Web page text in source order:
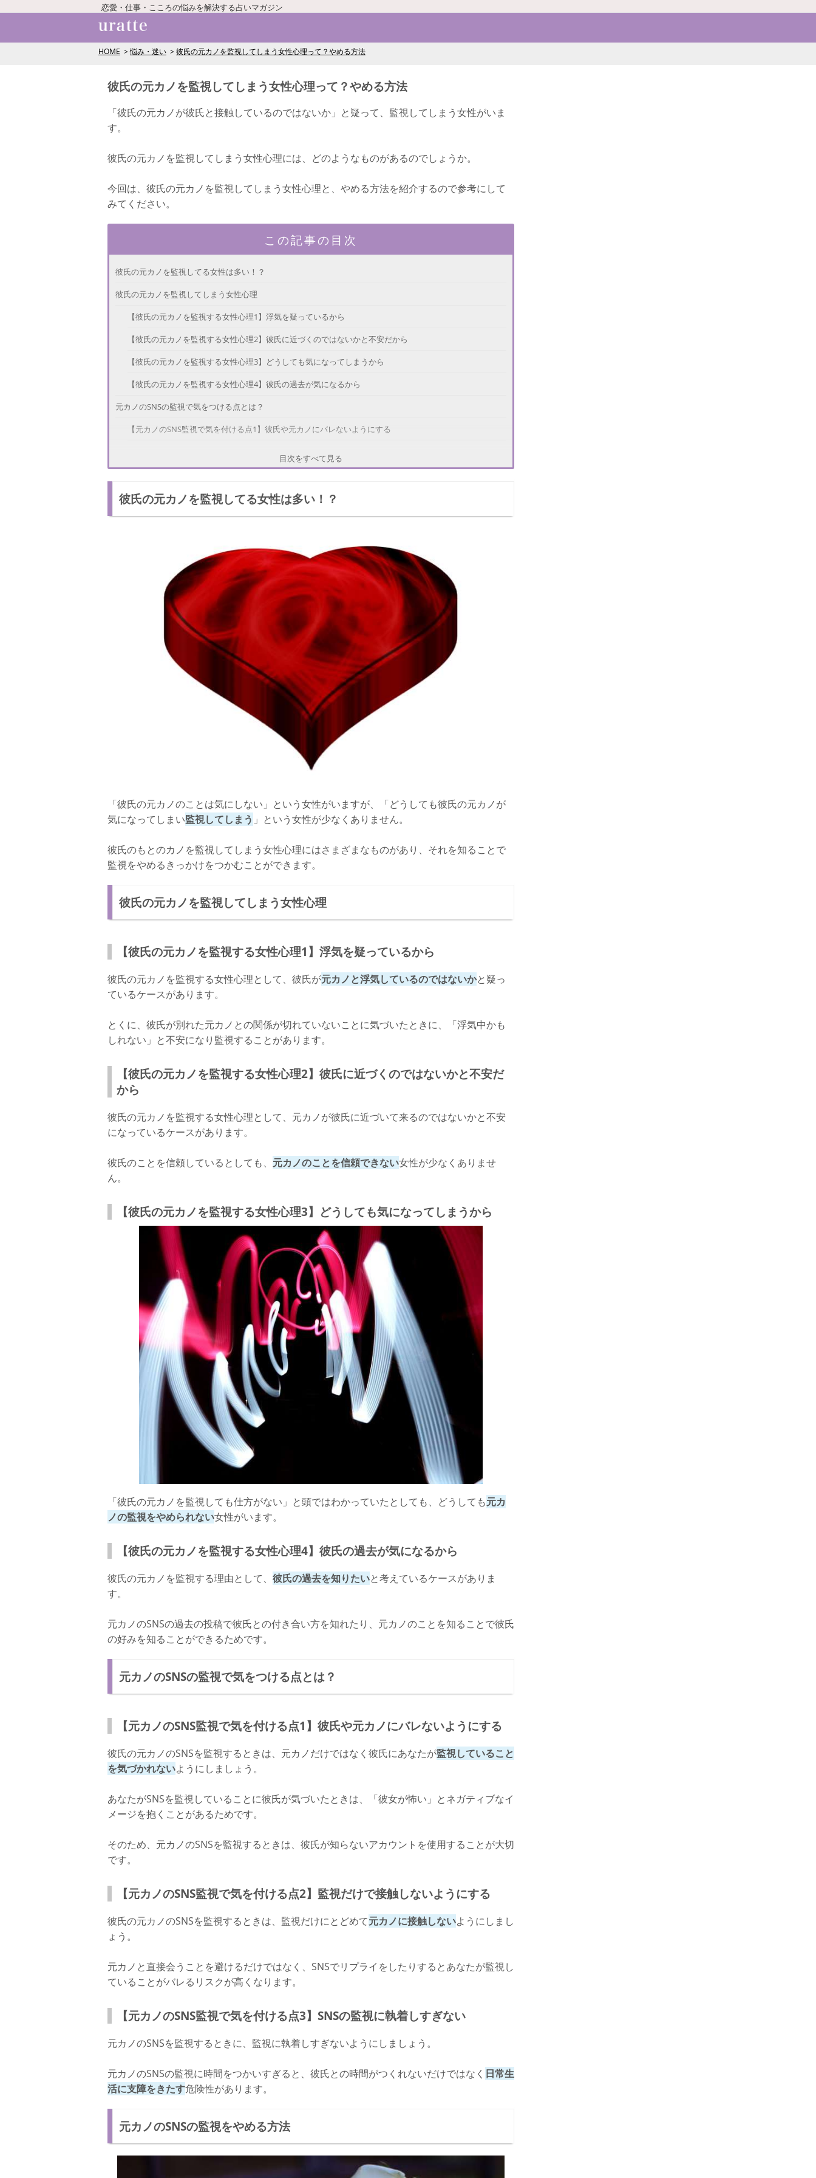
恋愛・仕事・こころの悩みを解決する占いマガジン
HOME 悩み・迷い 彼氏の元カノを監視してしまう女性心理って？やめる方法
彼氏の元カノを監視してしまう女性心理って？やめる方法
「彼氏の元カノが彼氏と接触しているのではないか」と疑って、監視してしまう女性がいま
す。
彼氏の元カノを監視してしまう女性心理には、どのようなものがあるのでしょうか。
今回は、彼氏の元カノを監視してしまう女性心理と、やめる方法を紹介するので参考にして
みてください。
この記事の目次
彼氏の元カノを監視してる女性は多い！？
彼氏の元カノを監視してしまう女性心理
【彼氏の元カノを監視する女性心理1】浮気を疑っているから
【彼氏の元カノを監視する女性心理2】彼氏に近づくのではないかと不安だから
【彼氏の元カノを監視する女性心理3】どうしても気になってしまうから
【彼氏の元カノを監視する女性心理4】彼氏の過去が気になるから
元カノのSNSの監視で気をつける点とは？
【元カノのSNS監視で気を付ける点1】彼氏や元カノにバレないようにする
元カノのSNSの監視をやめる方法
【SNSの監視をやめる方法1】SNSをアンインストールする
【SNSの監視をやめる方法3】彼氏を信用する
本当は辛いし見たくない！
目次をすべて見る
彼氏の元カノを監視してる女性は多い！？
「彼氏の元カノのことは気にしない」という女性がいますが、「どうしても彼氏の元カノが
気になってしまい監視してしまう 」という女性が少なくありません。
彼氏のもとのカノを監視してしまう女性心理にはさまざまなものがあり、それを知ることで
監視をやめるきっかけをつかむことができます。
彼氏の元カノを監視してしまう女性心理
【彼氏の元カノを監視する女性心理1】浮気を疑っているから
彼氏の元カノを監視する女性心理として、彼氏が元カノと浮気しているのではないかと疑っ
ているケースがあります。
とくに、彼氏が別れた元カノとの関係が切れていないことに気づいたときに、「浮気中かも
しれない」と不安になり監視することがあります。
【彼氏の元カノを監視する女性心理2】彼氏に近づくのではないかと不安だ
から
彼氏の元カノを監視する女性心理として、元カノが彼氏に近づいて来るのではないかと不安
になっているケースがあります。
彼氏のことを信頼しているとしても、 元カノのことを信頼できない女性が少なくありませ
ん。
【彼氏の元カノを監視する女性心理3】どうしても気になってしまうから
「彼氏の元カノを監視しても仕方がない」と頭ではわかっていたとしても、どうしても元カ
ノの監視をやめられない女性がいます。
【彼氏の元カノを監視する女性心理4】彼氏の過去が気になるから
彼氏の元カノを監視する理由として、 彼氏の過去を知りたいと考えているケースがありま
す。
元カノのSNSの過去の投稿で彼氏との付き合い方を知れたり、元カノのことを知ることで彼氏
の好みを知ることができるためです。
元カノのSNSの監視で気をつける点とは？
【元カノのSNS監視で気を付ける点1】彼氏や元カノにバレないようにする
彼氏の元カノのSNSを監視するときは、元カノだけではなく彼氏にあなたが監視していること
を気づかれないようにしましょう。
あなたがSNSを監視していることに彼氏が気づいたときは、「彼女が怖い」とネガティブなイ
メージを抱くことがあるためです。
そのため、元カノのSNSを監視するときは、彼氏が知らないアカウントを使用することが大切
です。
【元カノのSNS監視で気を付ける点2】監視だけで接触しないようにする
彼氏の元カノのSNSを監視するときは、監視だけにとどめて元カノに接触しないようにしまし
ょう。
元カノと直接会うことを避けるだけではなく、SNSでリプライをしたりするとあなたが監視し
ていることがバレるリスクが高くなります。
【元カノのSNS監視で気を付ける点3】SNSの監視に執着しすぎない
元カノのSNSを監視するときに、監視に執着しすぎないようにしましょう。
元カノのSNSの監視に時間をつかいすぎると、彼氏との時間がつくれないだけではなく 日常生
活に支障をきたす危険性があります。
元カノのSNSの監視をやめる方法